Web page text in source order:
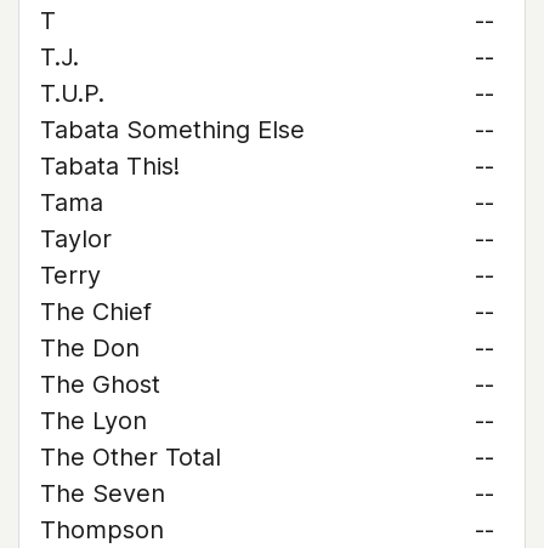
T
--
T.J.
--
T.U.P.
--
Tabata Something Else
--
Tabata This!
--
Tama
--
Taylor
--
Terry
--
The Chief
--
The Don
--
The Ghost
--
The Lyon
--
The Other Total
--
The Seven
--
Thompson
--